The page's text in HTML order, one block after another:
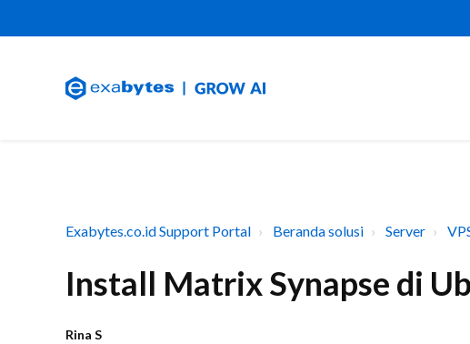
Exabytes.co.id Support Portal Beranda solusi Server
Install Matrix Synapse di
Rina S